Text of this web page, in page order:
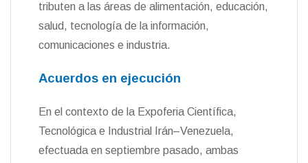
tributen a las áreas de alimentación, educación,
salud, tecnología de la información,
comunicaciones e industria.
Acuerdos en ejecución
En el contexto de la Expoferia Científica,
Tecnológica e Industrial Irán–Venezuela,
efectuada en septiembre pasado, ambas